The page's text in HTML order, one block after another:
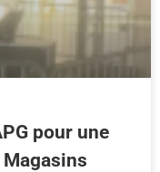
pour une